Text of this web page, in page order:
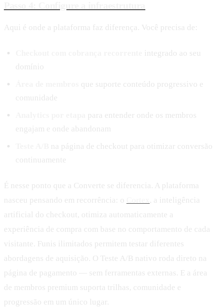
Aqui é onde a plataforma faz diferença. Você precisa de:
integrado ao seu
domínio
que suporte conteúdo progressivo e
comunidade
para entender onde os membros
engajam e onde abandonam
na página de checkout para otimizar conversão
continuamente
É nesse ponto que a Converte se diferencia. A plataforma
nasceu pensando em recorrência: o
, a inteligência
artificial do checkout, otimiza automaticamente a
experiência de compra com base no comportamento de cada
visitante. Funis ilimitados permitem testar diferentes
abordagens de aquisição. O Teste A/B nativo roda direto na
página de pagamento — sem ferramentas externas. E a área
de membros premium suporta trilhas, comunidade e
progressão em um único lugar.